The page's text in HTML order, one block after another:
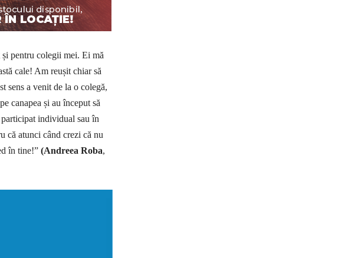
și pentru colegii mei. Ei mă
cale! Am reușit chiar să
sens a venit de la o colegă,
canapea și au început să
individual sau în
că atunci când crezi că nu
în tine!” (Andreea Roba,